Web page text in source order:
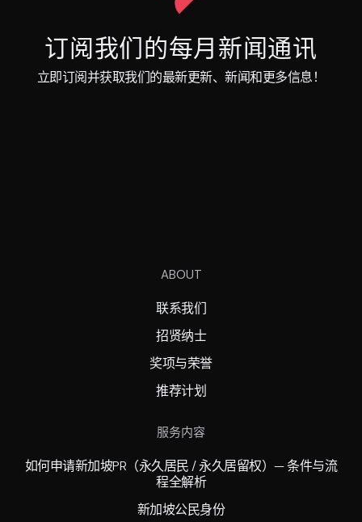
订阅我们的每月新闻通讯
立即订阅并获取我们的最新更新、新闻和更多信息！
ABOUT
联系我们
招贤纳士
奖项与荣誉
推荐计划
服务内容
如何申请新加坡PR（永久居民 / 永久居留权）— 条件与流
程全解析
新加坡公民身份